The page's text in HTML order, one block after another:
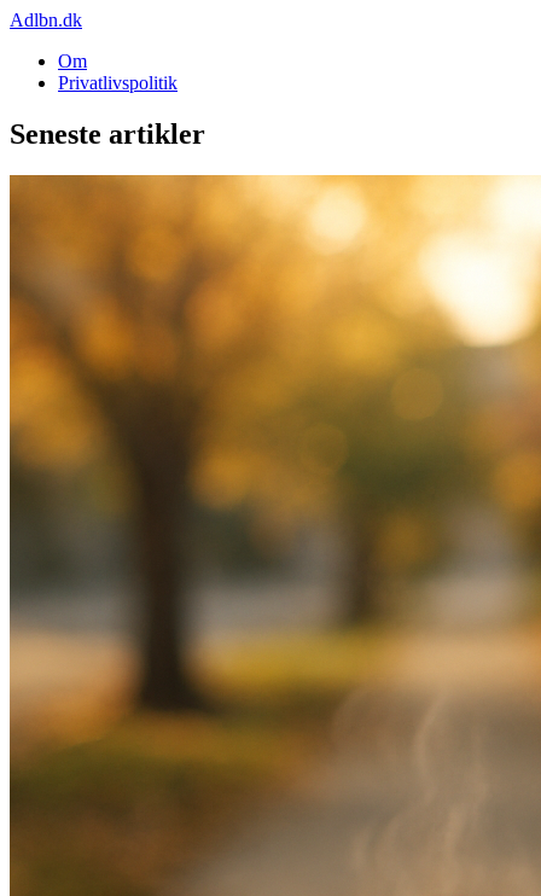
Adlbn.dk
Om
Privatlivspolitik
Seneste artikler